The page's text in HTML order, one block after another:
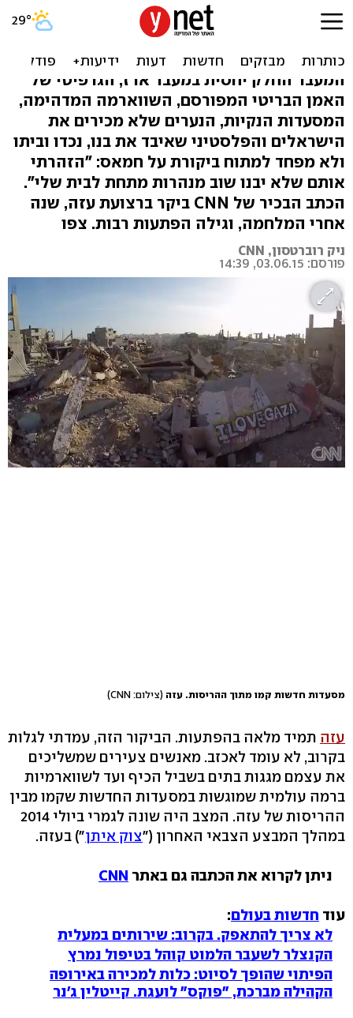
עולה מהריסות המלחמה. עזה
שלא הכרתם
המעבר החלק יחסית במעבר ארז, הגרפיטי של
האמן הבריטי המפורסם, השווארמה המדהימה,
המסעדות הנקיות, הנערים שלא מכירים את
הישראלים והפלסטיני שאיבד את בנו, נכדו וביתו
ולא מפחד למתוח ביקורת על חמאס: "הזהרתי
אותם שלא יבנו שוב מנהרות מתחת לבית שלי".
הכתב הבכיר של CNN ביקר ברצועת עזה, שנה
אחרי המלחמה, וגילה הפתעות רבות. צפו
ניק רוברטסון, CNN
פורסם: 03.06.15, 14:39
מסעדות חדשות קמו מתוך ההריסות. עזה (צילום: CNN)
עזה תמיד מלאה בהפתעות. הביקור הזה, עמדתי לגלות
בקרוב, לא עומד לאכזב. מאנשים צעירים שמשליכים
את עצמם מגגות בתים בשביל הכיף ועד לשווארמיות
ברמה עולמית שמוגשות במסעדות החדשות שקמו מבין
ההריסות של עזה. המצב היה שונה לגמרי ביולי 2014
במהלך המבצע הצבאי האחרון ("צוק איתן") בעזה.
ניתן לקרוא את הכתבה גם באתר CNN
עוד חדשות בעולם:
לא צריך להתאפק. בקרוב: שירותים במעלית
הקנצלר לשעבר הלמוט קוהל בטיפול נמרץ
הפיתוי שהופך לסיוט: כלות למכירה באירופה
הקהילה מברכת, "פוקס" לועגת. קייטלין ג'נר